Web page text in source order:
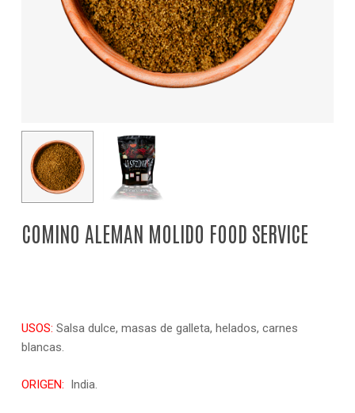
COMINO ALEMAN MOLIDO FOOD SERVICE
USOS: Salsa dulce, masas de galleta, helados, carnes
blancas.
ORIGEN: India.